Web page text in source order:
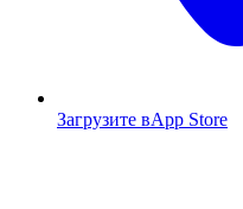
Загрузите вApp Store